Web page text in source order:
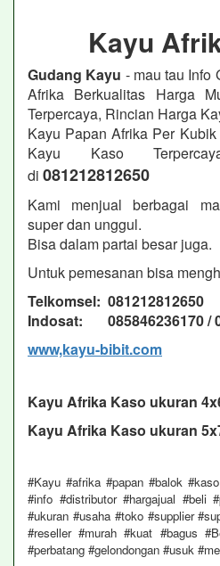
Kayu
Gudang Kayu - mau tau Info
Afrika Berkualitas Harga
Terpercaya, Rincian Harga
Kayu Papan Afrika Per
Kayu Kaso
di 081212812650
Kami menjual berbagai
super dan unggul.
Bisa dalam partai besar juga.
Untuk pemesanan bisa
Telkomsel: 081212812650
Indosat: 085846236170 /
www,kayu-bibit.com
Kayu Afrika Kaso ukuran
Kayu Afrika Kaso ukuran
#Kayu #afrika #papan #balok
#info #distributor #hargajual #beli
#ukuran #usaha #toko #supplier
#reseller #murah #kuat #bagus
#perbatang #gelondongan #usuk